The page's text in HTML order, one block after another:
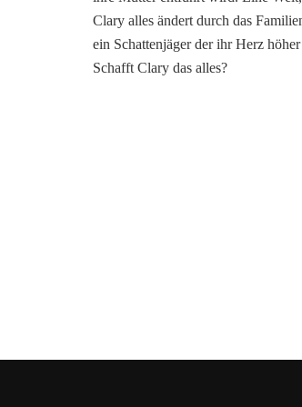
(Die
der
Unterwelt
Clary alles ändert durch das
ein Schattenjäger der ihr Herz höher
Schafft Clary das alles?